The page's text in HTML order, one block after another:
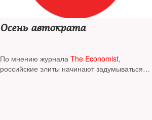
Осень автократа
По мнению журнала The Economist,
российские элиты начинают задумываться о